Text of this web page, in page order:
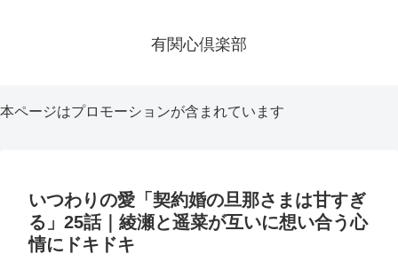
有関心倶楽部
本ページはプロモーションが含まれています
いつわりの愛「契約婚の旦那さまは甘すぎ
る」25話｜綾瀬と遥菜が互いに想い合う心
情にドキドキ